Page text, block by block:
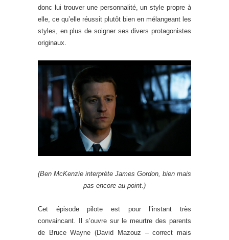
donc lui trouver une personnalité, un style propre à
elle, ce qu’elle réussit plutôt bien en mélangeant les
styles, en plus de soigner ses divers protagonistes
originaux.
(Ben McKenzie interprète James Gordon, bien mais
pas encore au point.)
Cet épisode pilote est pour l’instant très
convaincant. Il s’ouvre sur le meurtre des parents
de Bruce Wayne (David Mazouz – correct mais